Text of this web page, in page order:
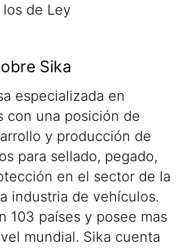
de Ley
Sika
especializada en
con una posición de
y producción de
para sellado, pegado,
en el sector de la
industria de vehículos.
103 países y posee mas
mundial. Sika cuenta